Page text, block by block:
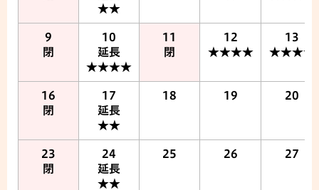
★★
9
閉
10
延長
★★★★
11
閉
12
★★★★
13
★★★★
16
閉
17
延長
★★
18 19 20
23
閉
24
延長
★★
25 26 27